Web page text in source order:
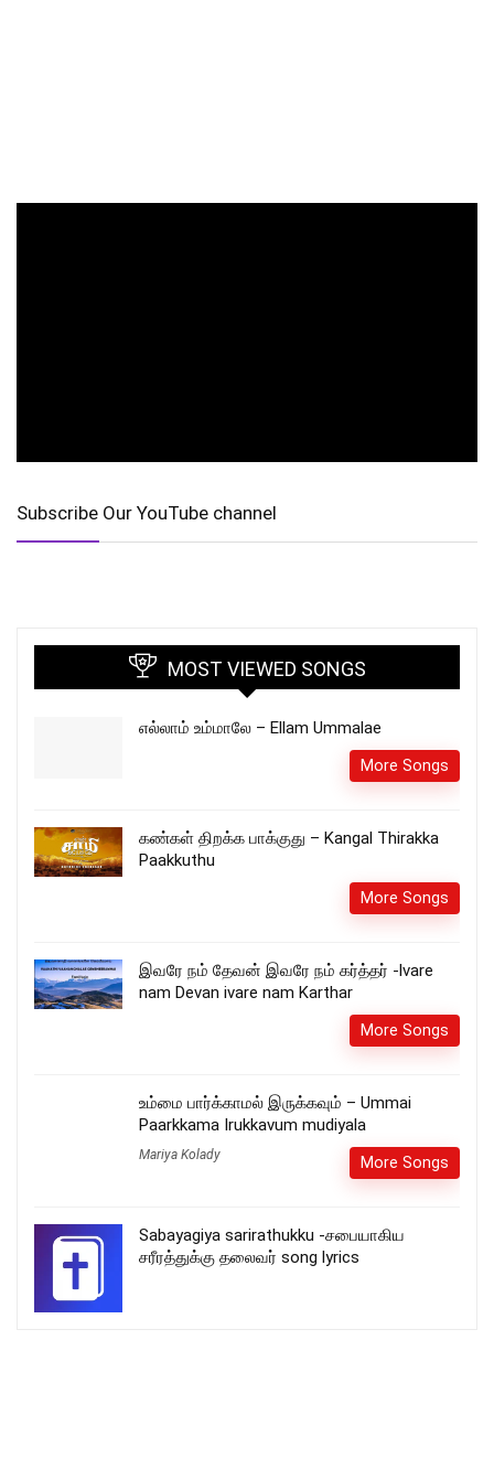
Subscribe Our YouTube channel
MOST VIEWED SONGS
எல்லாம் உம்மாலே – Ellam Ummalae
More Songs
கண்கள் திறக்க பாக்குது – Kangal Thirakka
Paakkuthu
More Songs
இவரே நம் தேவன் இவரே நம் கர்த்தர் -lvare
nam Devan ivare nam Karthar
More Songs
உம்மை பார்க்காமல் இருக்கவும் – Ummai
Paarkkama Irukkavum mudiyala
Mariya Kolady More Songs
Sabayagiya sarirathukku -சபையாகிய
சரீரத்துக்கு தலைவர் song lyrics